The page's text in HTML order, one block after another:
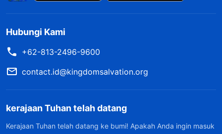
Hubungi Kami
+62-813-2496-9600
contact.id@kingdomsalvation.org
kerajaan Tuhan telah datang
Kerajaan Tuhan telah datang ke bumi! Apakah Anda ingin masuk